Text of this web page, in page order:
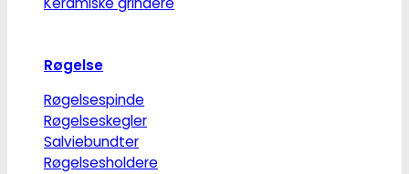
Røgelse
Røgelsespinde
Røgelseskegler
Salviebundter
Røgelsesholdere